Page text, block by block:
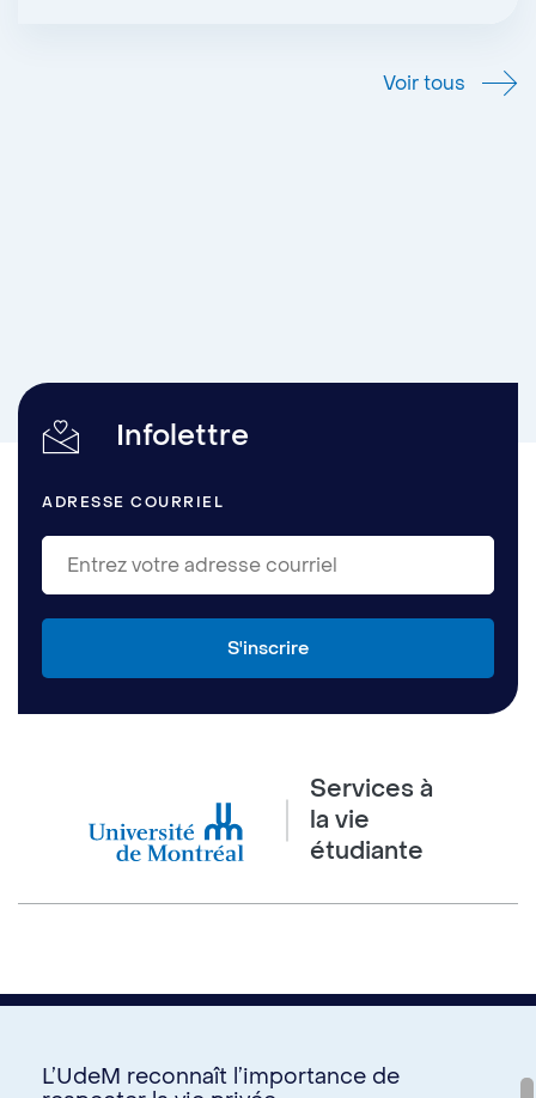
Voir tous
Infolettre
ADRESSE COURRIEL
Services à
la vie
étudiante
L’UdeM reconnaît l’importance de